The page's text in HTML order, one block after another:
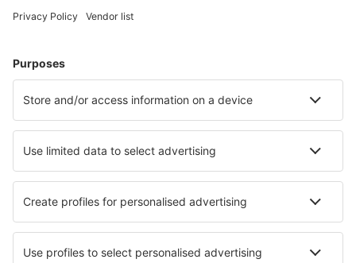
Isle Of Colonsay (CSA)
Orkney Island Kirkwall (KOI)
Lands End Airport (LEQ)
Londres
Londres
Londres